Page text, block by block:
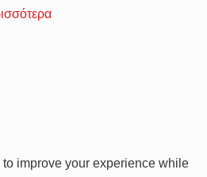
improve your experience while